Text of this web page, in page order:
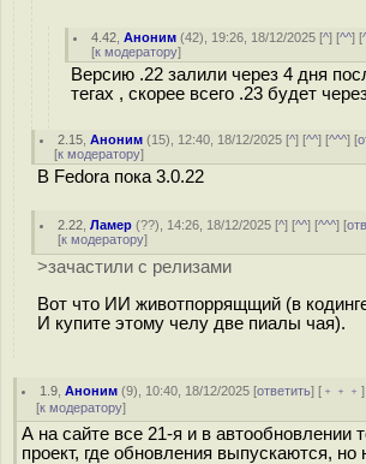
4.42 ,Аноним (42), 19:26, 18/12/2025 [^] [^^] [
[к модератору]
Версию .22 залили через 4 дня
тегах , скорее всего .23 будет
2.15 ,Аноним (15), 12:40, 18/12/2025 [^] [^^] [^^^] [
[к модератору]
В Fedora пока 3.0.22
2.22 ,Ламер (??), 14:26, 18/12/2025 [^] [^^] [^^^] [
[к модератору]
>зачастили с релизами
Вот что ИИ животпоррящщий (в
И купите этому челу две пиалы чая).
1.9 ,Аноним (9), 10:40, 18/12/2025 [ответить] [ ﹢﹢﹢
[к модератору]
А на сайте все 21-я и в автообновлении
проект, где обновления выпускаются, но